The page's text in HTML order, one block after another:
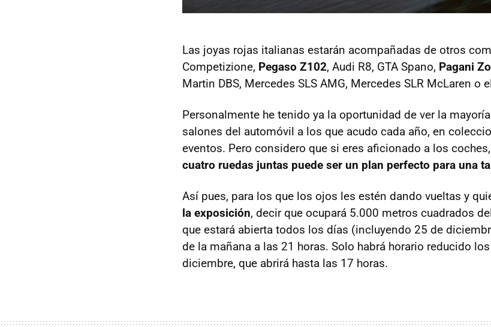
Las joyas rojas italianas estarán acompañadas de otros
Competizione, Pegaso Z102, Audi R8, GTA Spano, Pagani
Martin DBS, Mercedes SLS AMG, Mercedes SLR McLaren o
Personalmente he tenido ya la oportunidad de ver la
salones del automóvil a los que acudo cada año, en
eventos. Pero considero que si eres aficionado a los coches,
cuatro ruedas juntas puede ser un plan perfecto para una
Así pues, para los que los ojos les estén dando vueltas y
la exposición, decir que ocupará 5.000 metros cuadrados
que estará abierta todos los días (incluyendo 25 de
de la mañana a las 21 horas. Solo habrá horario reducido
diciembre, que abrirá hasta las 17 horas.